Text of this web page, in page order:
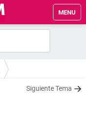
MENU
Siguiente Tema